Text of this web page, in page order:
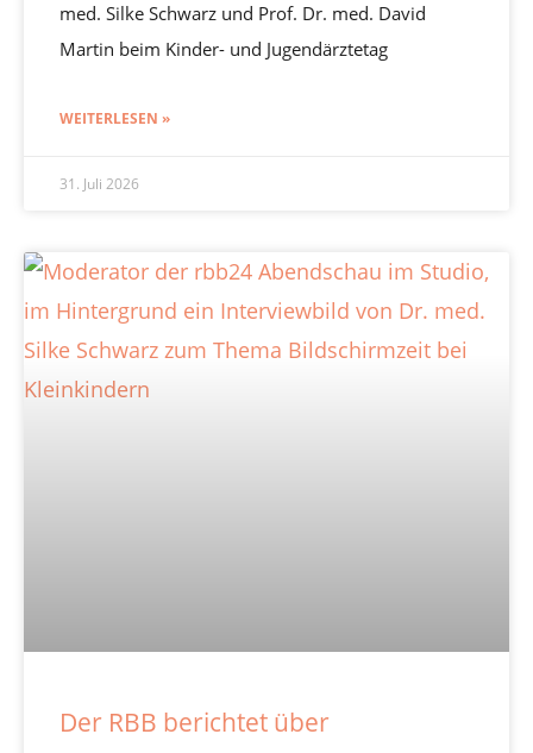
med. Silke Schwarz und Prof. Dr. med. David
Martin beim Kinder- und Jugendärztetag
WEITERLESEN »
31. Juli 2026
Der RBB berichtet über